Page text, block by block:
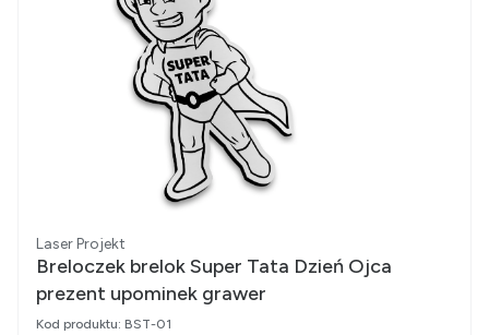
Producent
Laser Projekt
Breloczek brelok Super Tata Dzień Ojca
prezent upominek grawer
Kod produktu: BST-01